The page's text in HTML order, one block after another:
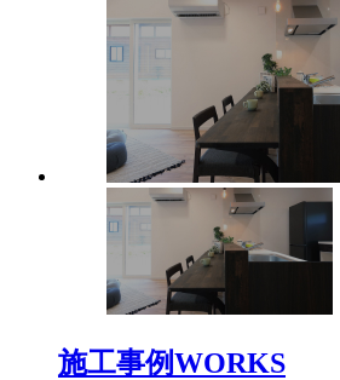
施工事例WORKS